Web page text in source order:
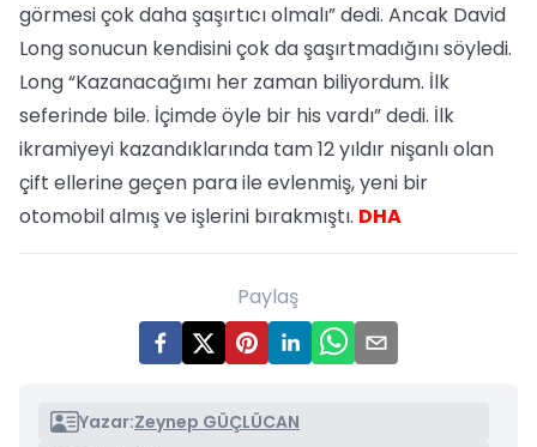
görmesi çok daha şaşırtıcı olmalı” dedi. Ancak David
Long sonucun kendisini çok da şaşırtmadığını söyledi.
Long “Kazanacağımı her zaman biliyordum. İlk
seferinde bile. İçimde öyle bir his vardı” dedi. İlk
ikramiyeyi kazandıklarında tam 12 yıldır nişanlı olan
çift ellerine geçen para ile evlenmiş, yeni bir
otomobil almış ve işlerini bırakmıştı. DHA
Paylaş
Yazar:Zeynep GÜÇLÜCAN